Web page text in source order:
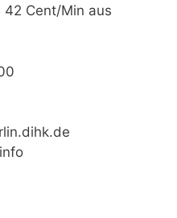
Cent/Min aus